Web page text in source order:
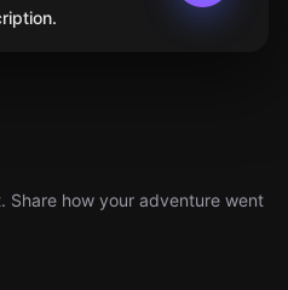
Share how your adventure went